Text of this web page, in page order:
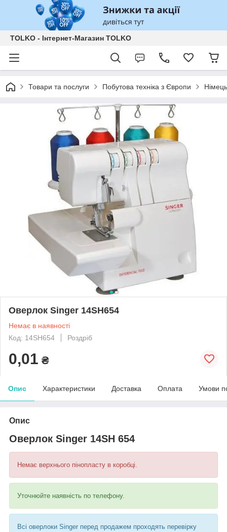
TOLKO - Інтернет-Магазин TOLKO
Товари та послуги Побутова техніка з Європи
Оверлок Singer 14SH654
Немає в наявності
Код: 14SH654
Роздріб
0,01 ₴
Опис Характеристики Доставка Оплата Умови
Опис
Оверлок Singer 14SH 654
Немає верхнього пінопласту в коробці.
Уточнюйте наявність по телефону.
Всі оверлоки Singer перед продажем проходять перевірку